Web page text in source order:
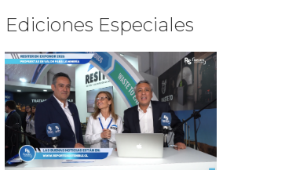
Ediciones Especiales